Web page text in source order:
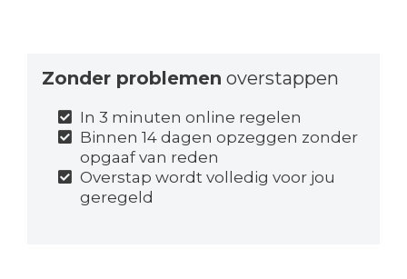
Zonder problemen overstappen
In 3 minuten online regelen
Binnen 14 dagen opzeggen zonder
opgaaf van reden
Overstap wordt volledig voor jou
geregeld